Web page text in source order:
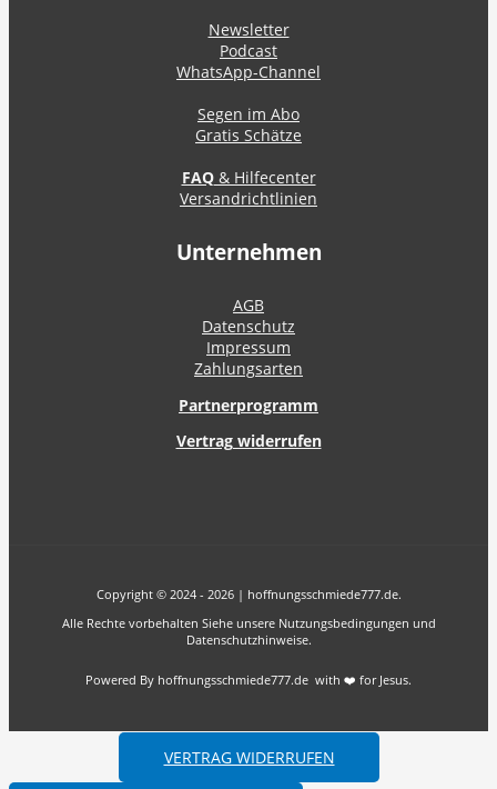
Newsletter
Podcast
WhatsApp-Channel
Segen im Abo
Gratis Schätze
FAQ& Hilfecenter
Versandrichtlinien
Unternehmen
AGB
Datenschutz
Impressum
Zahlungsarten
Partnerprogramm
Vertrag widerrufen
Copyright © 2024 - 2026 | hoffnungsschmiede777.de.
Alle Rechte vorbehalten Siehe unsere Nutzungsbedingungen und
Datenschutzhinweise.
Powered By hoffnungsschmiede777.de with ❤️ for Jesus.
VERTRAG WIDERRUFEN